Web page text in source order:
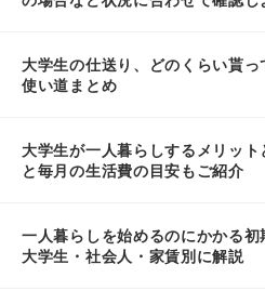
大学生の仕送り、どのくらい貰
使い道まとめ
大学生が一人暮らしするメリッ
と毎月の生活費の目安もご紹介
一人暮らしを始めるのにかかる
大学生・社会人・家賃別に解説